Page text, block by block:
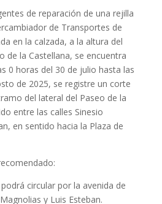
de reparación de una rejilla
de Transportes de
en la calzada, a la altura del
de la Castellana, se encuentra
0 horas del 30 de julio hasta las
de 2025, se registre un corte
del lateral del Paseo de la
entre las calles Sinesio
en sentido hacia la Plaza de
circular por la avenida de
y Luis Esteban.